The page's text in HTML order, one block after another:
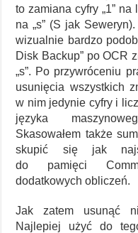
to zamiana cyfry „1” na
na „s” (S jak
wizualnie bardzo
Disk Backup” po OCR
„s”. Po przywróceniu
usunięcia wszystkich
w nim jedynie cyfry i
języka
Skasowałem także
skupić się jak
do pamięci
dodatkowych obliczeń.
Jak zatem usunąć
Najlepiej użyć do